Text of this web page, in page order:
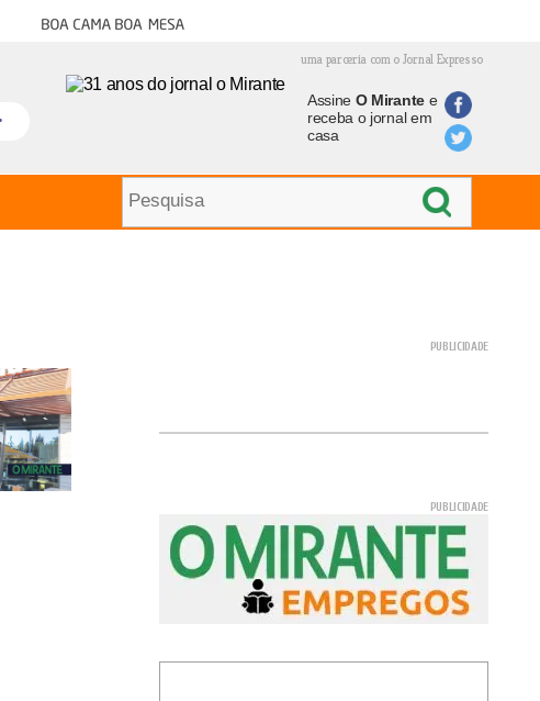
Boa cama boa mesa
uma parceria com o Jornal Expresso
Assine O Mirantee
receba o jornal em
casa